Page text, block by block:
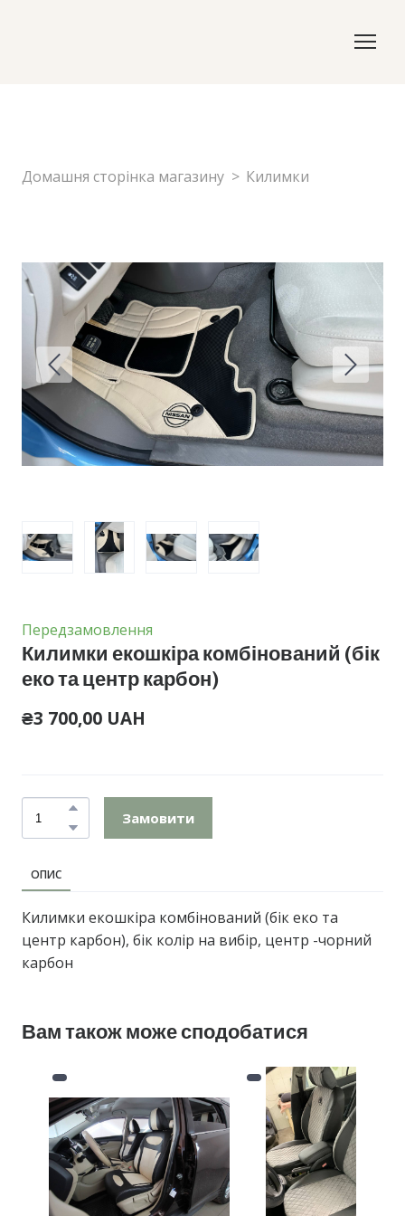
Домашня сторінка магазину Килимки
Передзамовлення
Килимки екошкіра комбінований (бік
еко та центр карбон)
₴3 700,00 UAH
Замовити
ОПИС
Килимки екошкіра комбінований (бік еко та
центр карбон), бік колір на вибір, центр -чорний
карбон
Вам також може сподобатися